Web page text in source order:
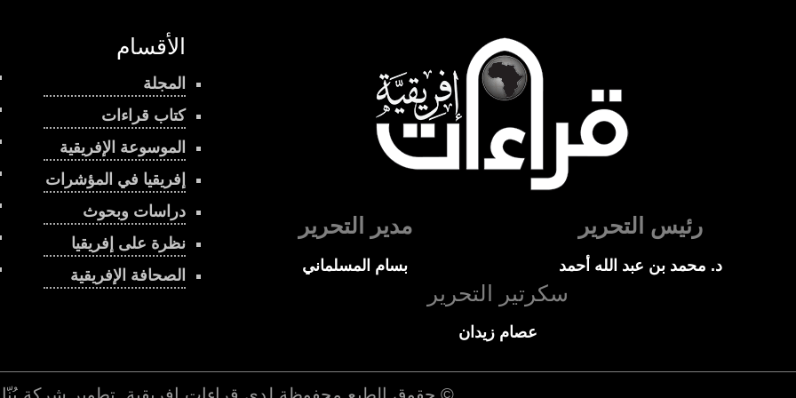
الأقسام
المجلة
كتاب قراءات
الموسوعة الإفريقية
إفريقيا في المؤشرات
دراسات وبحوث
نظرة على إفريقيا
الصحافة الإفريقية
رئيس التحرير
د. محمد بن عبد الله أحمد
مدير التحرير
بسام المسلماني
سكرتير التحرير
عصام زيدان